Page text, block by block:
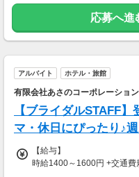
[2]週3日＆1日6h～OK
…時給1500円～
[3]週5日＆1日8h～OK
…時給1600円～
※高校生：時給1350円～
※登録制のため勤務地によ
応募へ進
アルバイト ホテル・旅館
有限会社あさのコーポレーション
【ブライダルSTAFF
マ・休日にぴったり♪
【給与】
時給1400～1600円 +交通費